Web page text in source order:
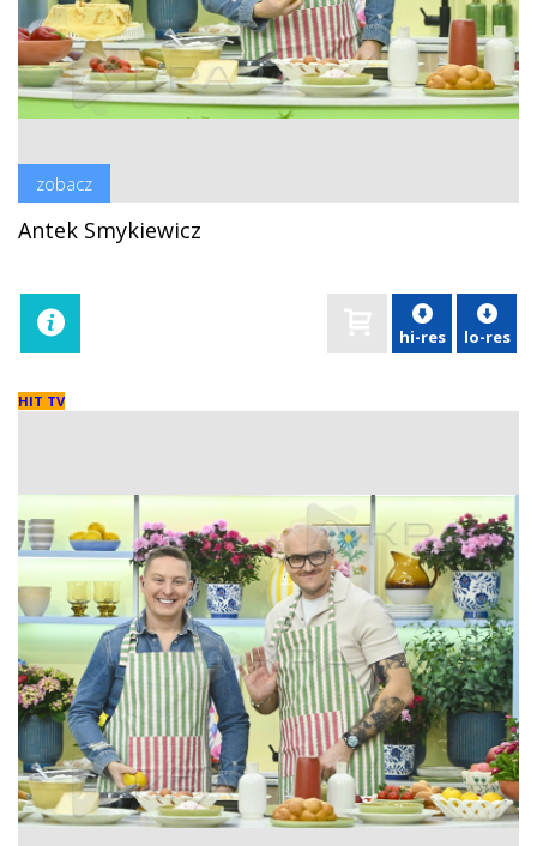
zobacz
Antek Smykiewicz
hi-res lo-res
HIT TV